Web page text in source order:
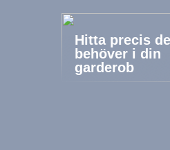
Hitta precis
behöver i din
garderob